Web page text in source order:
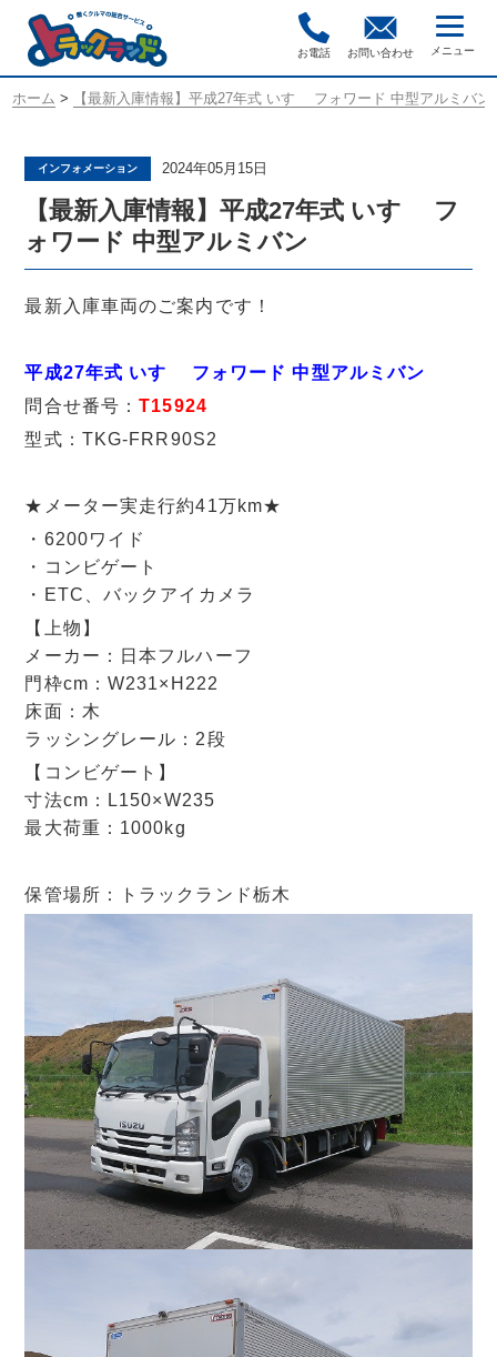
お電話 お問い合わせ
ホーム > 【最新入庫情報】平成27年式 いすゞ フォワード 中型アルミバン
インフォメーション 2024年05月15日
【最新入庫情報】平成27年式 いすゞ フ
ォワード 中型アルミバン
最新入庫車両のご案内です！
平成27年式 いすゞ フォワード 中型アルミバン
問合せ番号：T15924
型式：TKG-FRR90S2
★メーター実走行約41万km★
・6200ワイド
・コンビゲート
・ETC、バックアイカメラ
【上物】
メーカー：日本フルハーフ
門枠cm：W231×H222
床面：木
ラッシングレール：2段
【コンビゲート】
寸法cm：L150×W235
最大荷重：1000kg
保管場所：トラックランド栃木